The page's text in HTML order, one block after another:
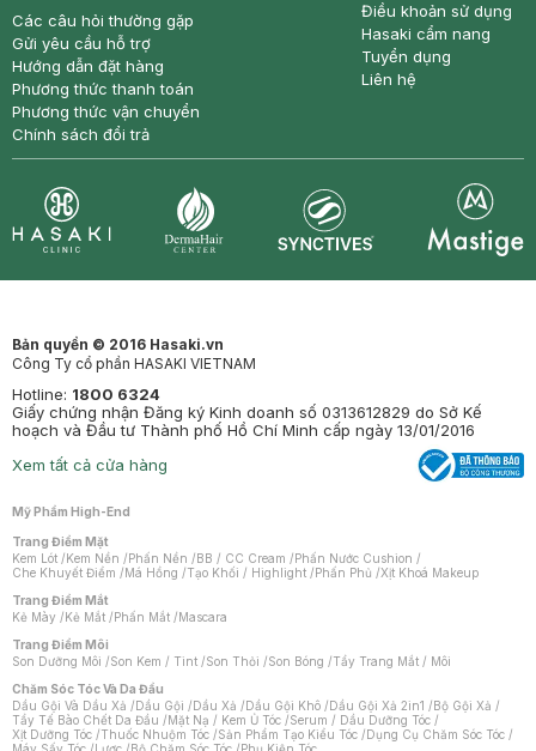
Các câu hỏi thường gặp
Gửi yêu cầu hỗ trợ
Hướng dẫn đặt hàng
Phương thức thanh toán
Phương thức vận chuyển
Chính sách đổi trả
Điều khoản sử dụng
Hasaki cẩm nang
Tuyển dụng
Liên hệ
Bản quyền © 2016 Hasaki.vn
Công Ty cổ phần HASAKI VIETNAM
Hotline: 1800 6324
Giấy chứng nhận Đăng ký Kinh doanh số 0313612829 do Sở Kế
hoạch và Đầu tư Thành phố Hồ Chí Minh cấp ngày 13/01/2016
Xem tất cả cửa hàng
Mỹ Phẩm High-End
Trang Điểm Mặt
Kem Lót /Kem Nền /Phấn Nền /BB / CC Cream /Phấn Nước Cushion /
Che Khuyết Điểm /Má Hồng /Tạo Khối / Highlight /Phấn Phủ /Xịt Khoá Makeup
Trang Điểm Mắt
Kẻ Mày /Kẻ Mắt /Phấn Mắt /Mascara
Trang Điểm Môi
Son Dưỡng Môi /Son Kem / Tint /Son Thỏi /Son Bóng /Tẩy Trang Mắt / Môi
Chăm Sóc Tóc Và Da Đầu
Dầu Gội Và Dầu Xả /Dầu Gội /Dầu Xả /Dầu Gội Khô /Dầu Gội Xả 2in1 /Bộ Gội Xả /
Tẩy Tế Bào Chết Da Đầu /Mặt Nạ / Kem Ủ Tóc /Serum / Dầu Dưỡng Tóc /
Xịt Dưỡng Tóc /Thuốc Nhuộm Tóc /Sản Phẩm Tạo Kiểu Tóc /Dụng Cụ Chăm Sóc Tóc /